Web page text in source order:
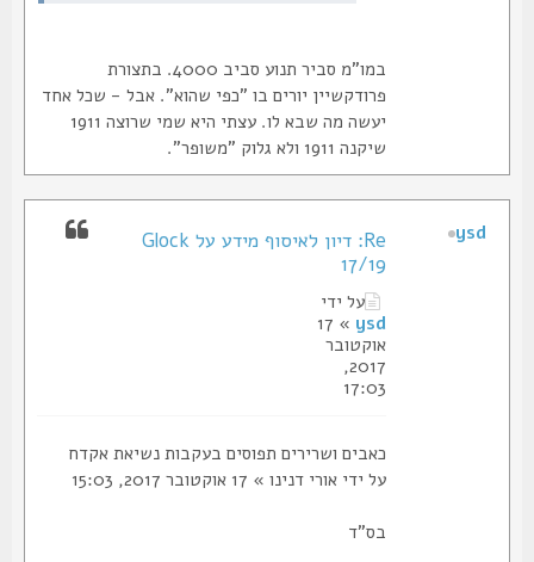
במו"מ סביר תנוע סביב 4000. בתצורת
פרודקשיין יורים בו "כפי שהוא". אבל - שכל אחד
יעשה מה שבא לו. עצתי היא שמי שרוצה 1911
שיקנה 1911 ולא גלוק "משופר".
Re: דיון לאיסוף מידע על Glock
17/19
על ידי
» 17
אוקטובר
2017,
17:03
כאבים ושרירים תפוסים בעקבות נשיאת אקדח
על ידי אורי דנינו » 17 אוקטובר 2017, 15:03
בס"ד